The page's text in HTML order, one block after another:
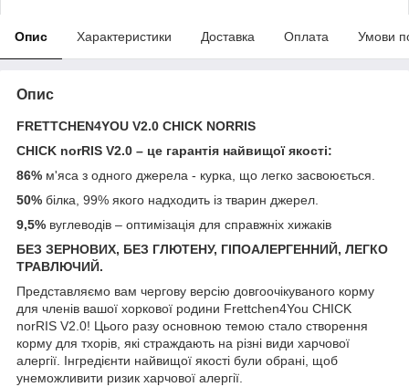
Опис Характеристики Доставка Оплата Умови
Опис
FRETTCHEN4YOU V2.0 CHICK NORRIS
CHICK norRIS V2.0 – це гарантія найвищої якості:
86% м'яса з одного джерела - курка, що легко засвоюється.
50% білка, 99% якого надходить із тварин джерел.
9,5% вуглеводів – оптимізація для справжніх хижаків
БЕЗ ЗЕРНОВИХ, БЕЗ ГЛЮТЕНУ, ГІПОАЛЕРГЕННИЙ, ЛЕГКО
ТРАВЛЮЧИЙ.
Представляємо вам чергову версію довгоочікуваного корму
для членів вашої хоркової родини Frettchen4You CHICK
norRIS V2.0! Цього разу основною темою стало створення
корму для тхорів, які страждають на різні види харчової
алергії. Інгредієнти найвищої якості були обрані, щоб
унеможливити ризик харчової алергії.